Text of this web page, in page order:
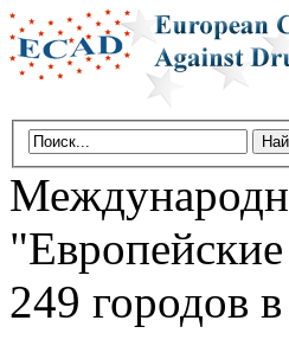
249 городов